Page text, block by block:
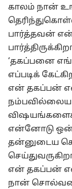
காலம் நான்
பார்த்தவன்
‘தகப்பனை
எப்படிக்
என் தகப்பன்
என்னோடு
தன்னுடைய
என் தகப்பன்
நான்